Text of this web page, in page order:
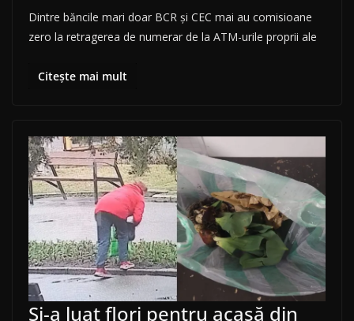
Dintre băncile mari doar BCR și CEC mai au comisioane
zero la retragerea de numerar de la ATM-urile proprii ale
Citește mai mult
Și-a luat flori pentru acasă din